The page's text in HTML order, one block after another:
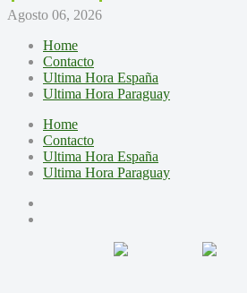
Agosto 06, 2026
Home
Contacto
Ultima Hora España
Ultima Hora Paraguay
Home
Contacto
Ultima Hora España
Ultima Hora Paraguay